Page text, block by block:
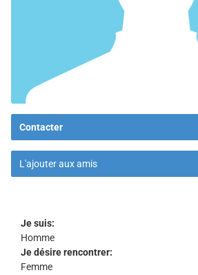
Contacter
L'ajouter aux amis
Je suis:
Homme
Je désire rencontrer:
Femme